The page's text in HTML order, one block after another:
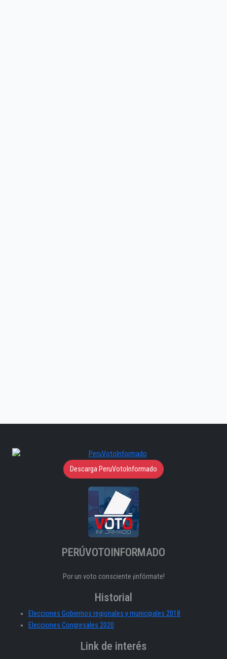
Descarga PeruVotoInformado
PERÚVOTOINFORMADO
Por un voto consciente ¡infórmate!
Historial
Elecciones Gobiernos regionales y municipales 2018
Elecciones Congresales 2020
Link de interés